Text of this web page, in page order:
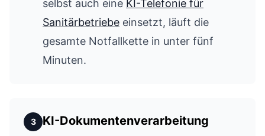
selbst auch eine KI-Telefonie für
Sanitärbetriebe einsetzt, läuft die
gesamte Notfallkette in unter fünf
Minuten.
3 KI-Dokumentenverarbeitung